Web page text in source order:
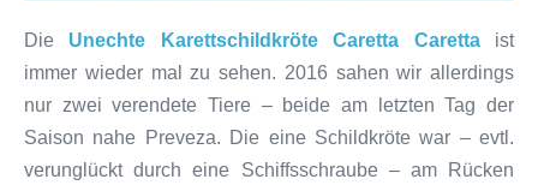
Die Unechte Karettschildkröte Caretta Carettaist
immer wieder mal zu sehen. 2016 sahen wir allerdings
nur zwei verendete Tiere – beide am letzten Tag der
Saison nahe Preveza. Die eine Schildkröte war – evtl.
verunglückt durch eine Schiffsschraube – am Rücken